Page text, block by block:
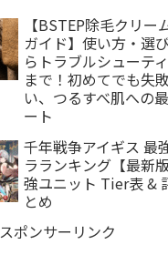
【BSTEP除毛クリー
ガイド】使い方・選
らトラブルシューテ
まで！初めてでも失
い、つるすべ肌への
ート
千年戦争アイギス 最
ラランキング【最新
強ユニット Tier表 &
とめ
スポンサーリンク